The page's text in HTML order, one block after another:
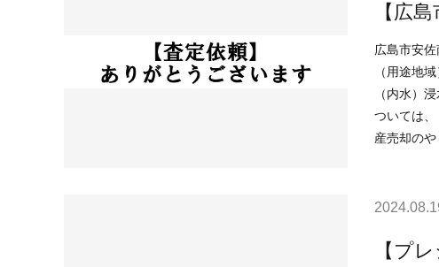
【広
広島市安佐南区川
（用途地
（内水）浸水想定深さ
ついては、 ○住宅ローンが低金利で不動産を買いやすい ○売り物件が少なく、物件を探している人が多い などの状況ですので、 「不動
産売却の
【プ